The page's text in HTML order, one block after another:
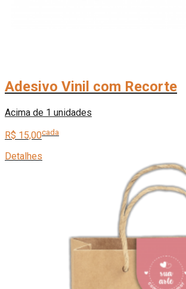
Adesivo Vinil com Recorte
Acima de 1 unidades
R$ 15,00cada
Detalhes